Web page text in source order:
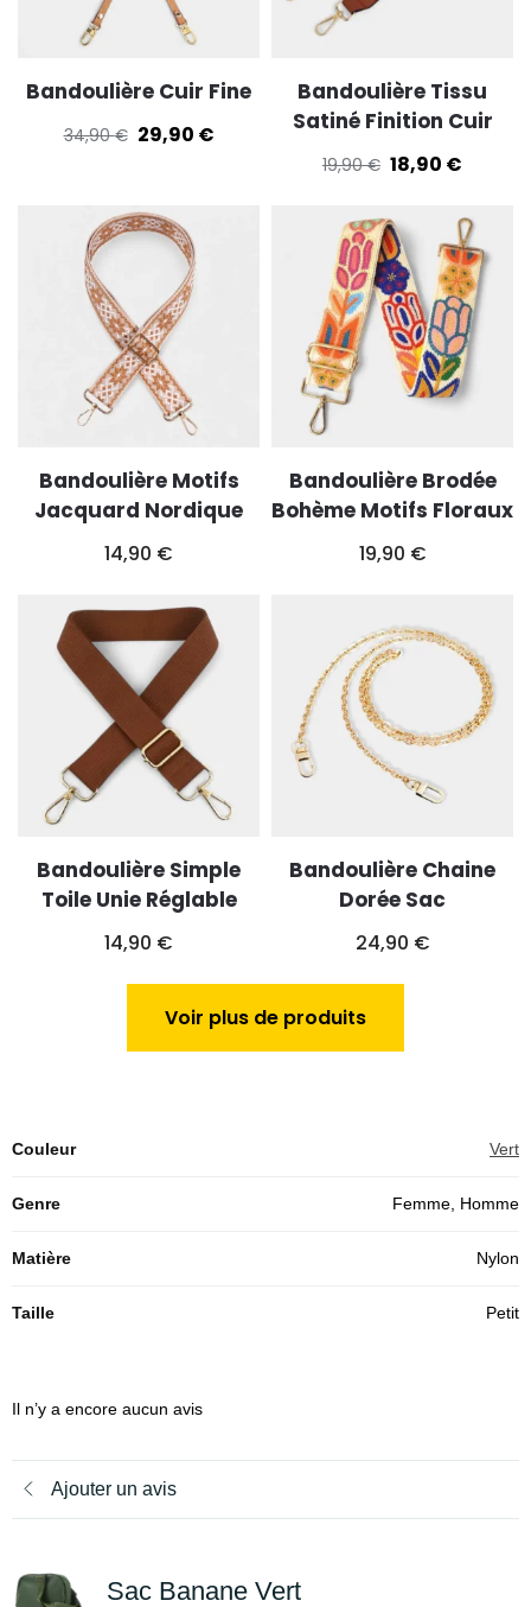
Bandoulière Cuir Fine
34,90€ 29,90 €
Bandoulière Tissu
Satiné Finition Cuir
19,90€ 18,90 €
Bandoulière Motifs
Jacquard Nordique
14,90 €
Bandoulière Brodée
Bohème Motifs Floraux
19,90 €
Bandoulière Simple
Toile Unie Réglable
14,90 €
Bandoulière Chaine
Dorée Sac
24,90 €
Voir plus de produits
Couleur Vert
Genre Femme, Homme
Matière Nylon
Taille Petit
Il n’y a encore aucun avis
Ajouter un avis
Sac Banane Vert